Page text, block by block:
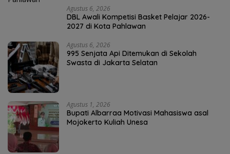
Agustus 6, 2026
DBL Awali Kompetisi Basket Pelajar 2026-
2027 di Kota Pahlawan
Agustus 6, 2026
995 Senjata Api Ditemukan di Sekolah
Swasta di Jakarta Selatan
Agustus 1, 2026
Bupati Albarraa Motivasi Mahasiswa asal
Mojokerto Kuliah Unesa